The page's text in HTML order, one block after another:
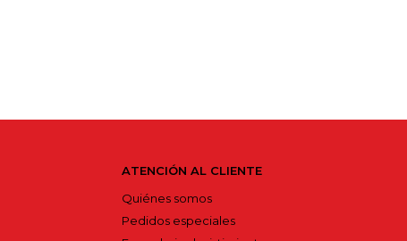
ATENCIÓN AL CLIENTE
Quiénes somos
Pedidos especiales